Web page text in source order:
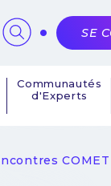
Communautés
d'Experts
SE
COMET